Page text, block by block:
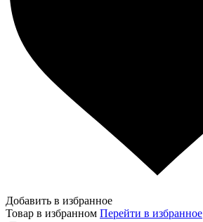
Добавить в избранное
Товар в избранном Перейти в избранное